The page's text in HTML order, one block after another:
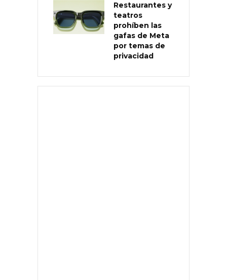
Restaurantes y
teatros
prohíben las
gafas de Meta
por temas de
privacidad